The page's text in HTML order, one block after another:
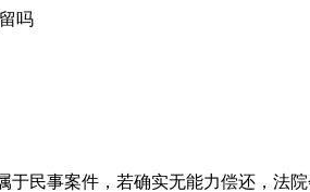
吗
民事案件，若确实无能力偿还，法